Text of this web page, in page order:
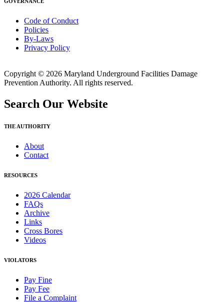
Code of Conduct
Policies
By-Laws
Privacy Policy
Copyright © 2026 Maryland Underground Facilities Damage
Prevention Authority. All rights reserved.
Search Our Website
THE AUTHORITY
About
Contact
RESOURCES
2026 Calendar
FAQs
Archive
Links
Cross Bores
Videos
VIOLATORS
Pay Fine
Pay Fee
File a Complaint